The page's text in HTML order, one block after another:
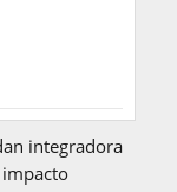
integradora